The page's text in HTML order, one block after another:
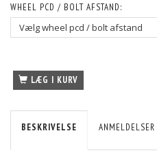
WHEEL PCD / BOLT AFSTAND:
LÆG I KURV
BESKRIVELSE ANMELDELSER